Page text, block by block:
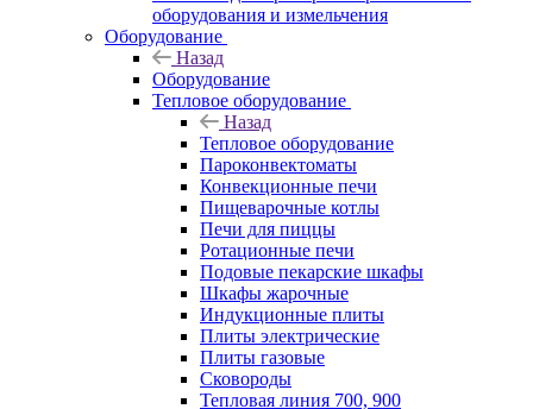
оборудования и измельчения
Оборудование
Назад
Оборудование
Тепловое оборудование
Назад
Тепловое оборудование
Пароконвектоматы
Конвекционные печи
Пищеварочные котлы
Печи для пиццы
Ротационные печи
Подовые пекарские шкафы
Шкафы жарочные
Индукционные плиты
Плиты электрические
Плиты газовые
Сковороды
Тепловая линия 700, 900